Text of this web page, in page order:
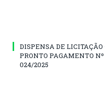
DISPENSA DE LICITAÇÃO
PRONTO PAGAMENTO Nº
024/2025